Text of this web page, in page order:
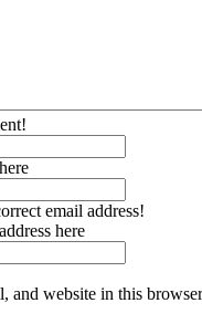
email address!
here
and website in this